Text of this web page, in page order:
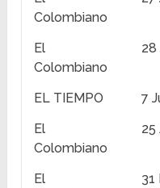
Colombiano
El
Colombiano
28
EL TIEMPO 7
El
Colombiano
25
El
31